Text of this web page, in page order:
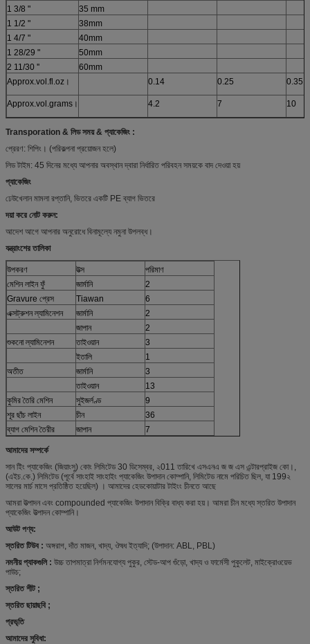
1 3/8 "
35 mm
1 1/2 "
38mm
1 4/7 "
40mm
1 28/29 "
50mm
2 11/30 ''
60mm
Approx.vol.fl.oz।
0.14 0.25 0.35
Approx.vol.grams। 4.2 7 10
Transporation & লিড সময় & প্যাকেজিং :
প্রেরণ: শিপিং। (পরিকল্পনা প্রয়োজন হলে)
লিড টাইম: 45 দিনের মধ্যে আপনার অবস্থান দ্বারা নির্ধারিত পরিবহন সময়কে বাদ দেওয়া হয়
প্যাকেজিং
ঢেউখেলান মামলা রপ্তানি, ভিতরে একটি PE ব্যাগ ভিতরে
দয়া করে নোট করুন:
আদেশ আগে আপনার অনুরোধে বিনামূল্যে নমুনা উপলব্ধ।
যন্ত্রাংশের তালিকা
উপকরণ উত্স
পরিমাণ
মেশিন লাইন ফুঁ
জার্মানি
2
Gravure প্রেস
Tiawan
6
এক্সট্রুশন ল্যামিনেশন
জার্মানি
2
জাপান
2
শুকনো ল্যামিনেশন
তাইওয়ান
3
ইতালি
1
অতীত
জার্মানি
3
তাইওয়ান
13
কুমির তৈরি মেশিন
সুইজর্লণ্ড
9
শূর ছাঁচ লাইন
চীন
36
ব্যাগ মেশিন তৈরীর
জাপান 7
আমাদের সম্পর্কে
সান ইিং প্যাকেজিং (জিয়াংসু) কোং লিমিটেড 30 ডিসেম্বর, ২011 তারিখে এসএনএ জ জ এস এন্টারপ্রাইজ কো।,
(এইচ.কে.) লিমিটেড (পূর্বে সাংহাই সাংহাইং প্যাকেজিং উপাদান কোম্পানি, লিমিটেড নামে পরিচিত ছিল, যা 199২
সালের মার্চ মাসে প্রতিষ্ঠিত হয়েছিল) । আমাদের হেডকোয়াটার টাইংং চীনতে আছে
আমরা উত্পাদন এবং compounded প্যাকেজিং উপাদান বিক্রি বাধ্য করা হয়। আমরা চীন মধ্যে স্তরিত উপাদান
প্যাকেজিং উত্পাদন কোম্পানি।
আউট পণ্য:
স্তরিত টিউব : অঙ্গরাগ, দাঁত মাজন, খাদ্য, ঔষধ ইত্যাদি; (উপাদান: ABL, PBL)
নমনীয় প্যাকগুলি : উচ্চ তাপমাত্রা নির্গমনযোগ্য পুকুর, স্টেড-আপ গুঁড়ো, খাদ্য ও ফার্মেসী পুকুলেট, মাইক্রোওয়েভ
পাউচ;
স্তরিত শীট ;
স্তরিত ছায়াছবি ;
প্রভৃতি
আমাদের সুবিধা: